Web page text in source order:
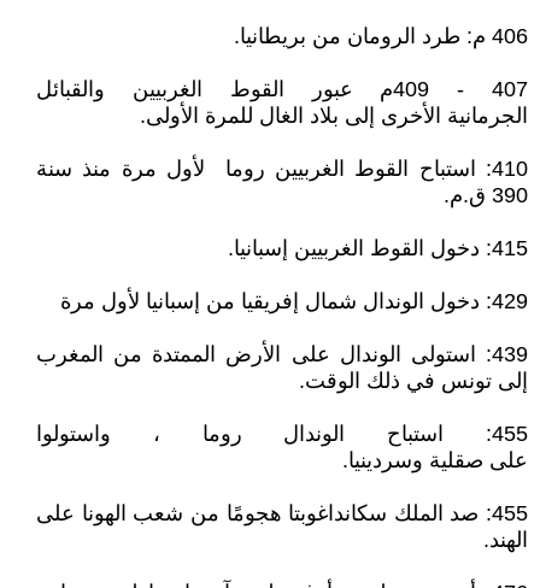
406 م: طرد الرومان من بريطانيا.
407 - 409م عبور القوط الغربيين والقبائل
الجرمانية الأخرى إلى بلاد الغال للمرة الأولى.
410: استباح القوط الغربيين روما لأول مرة منذ سنة
390 ق.م.
415: دخول القوط الغربيين إسبانيا.
429: دخول الوندال شمال إفريقيا من إسبانيا لأول مرة
439: استولى الوندال على الأرض الممتدة من المغرب
إلى تونس في ذلك الوقت.
455: استباح الوندال روما ، واستولوا
على صقلية وسردينيا.
455: صد الملك سكانداغوبتا هجومًا من شعب الهونا على
الهند.